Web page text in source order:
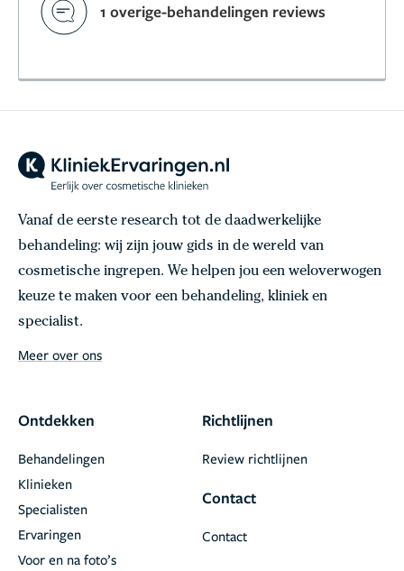
1 overige-behandelingen reviews
Vanaf de eerste research tot de daadwerkelijke
behandeling: wij zijn jouw gids in de wereld van
cosmetische ingrepen. We helpen jou een weloverwogen
keuze te maken voor een behandeling, kliniek en
specialist.
Meer over ons
Ontdekken
Behandelingen
Klinieken
Specialisten
Ervaringen
Voor en na foto’s
Richtlijnen
Review richtlijnen
Contact
Contact